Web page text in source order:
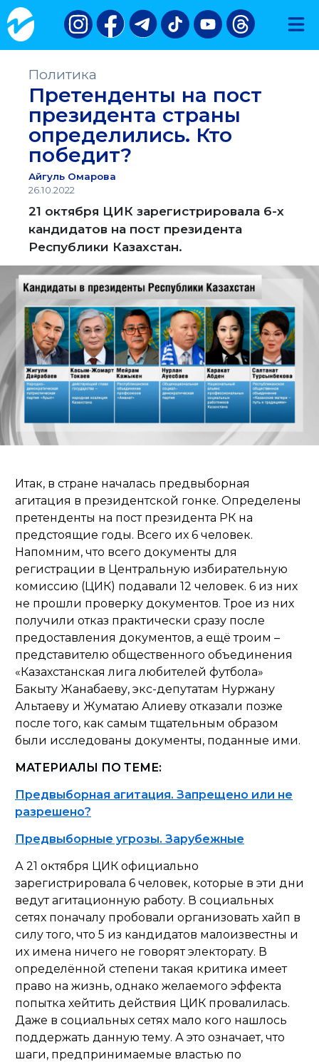
Политика
Претенденты на пост
президента страны
определились. Кто
победит?
Айгуль Омарова
26.10.2022
21 октября ЦИК зарегистрировала 6-х
кандидатов на пост президента
Республики Казахстан.
Итак, в стране началась предвыборная
агитация в президентской гонке. Определены
претенденты на пост президента РК на
предстоящие годы. Всего их 6 человек.
Напомним, что всего документы для
регистрации в Центральную избирательную
комиссию (ЦИК) подавали 12 человек. 6 из них
не прошли проверку документов. Трое из них
получили отказ практически сразу после
предоставления документов, а ещё троим –
представителю общественного объединения
«Казахстанская лига любителей футбола»
Бакыту Жанабаеву, экс-депутатам Нуржану
Альтаеву и Жуматаю Алиеву отказали позже
после того, как самым тщательным образом
были исследованы документы, поданные ими.
МАТЕРИАЛЫ ПО ТЕМЕ:
Предвыборная агитация. Запрещено или не
разрешено?
Предвыборные угрозы. Зарубежные
А 21 октября ЦИК официально
зарегистрировала 6 человек, которые в эти дни
ведут агитационную работу. В социальных
сетях поначалу пробовали организовать хайп в
силу того, что 5 из кандидатов малоизвестны и
их имена ничего не говорят электорату. В
определённой степени такая критика имеет
право на жизнь, однако желаемого эффекта
попытка хейтить действия ЦИК провалилась.
Даже в социальных сетях мало кого нашлось
поддержать данную тему. А это означает, что
шаги, предпринимаемые властью по